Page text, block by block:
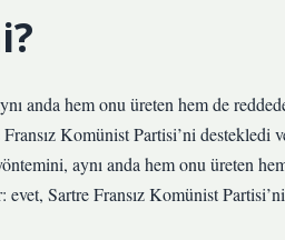
anda hem onu ​​üreten hem de
Komünist Partisi’ni
aynı anda hem onu ​​üreten
Sartre Fransız Komünist